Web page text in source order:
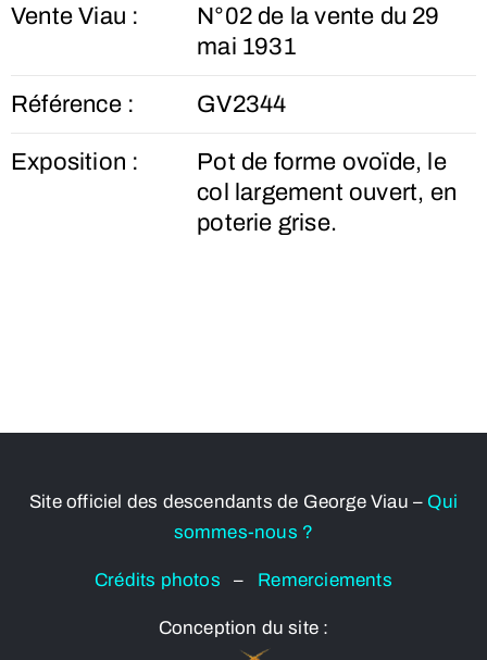
Vente Viau :
N°02 de la vente du 29
mai 1931
Référence : GV2344
Exposition :
Pot de forme ovoïde, le
col largement ouvert, en
poterie grise.
Site officiel des descendants de George Viau – Qui
sommes-nous ?
Crédits photos– Remerciements
Conception du site :